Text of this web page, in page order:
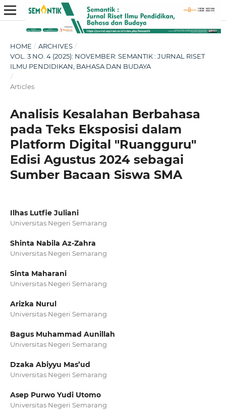
HOME / ARCHIVES /
VOL. 3 NO. 4 (2025): NOVEMBER: SEMANTIK : JURNAL RISET
ILMU PENDIDIKAN, BAHASA DAN BUDAYA
/
Articles
Analisis Kesalahan Berbahasa
pada Teks Eksposisi dalam
Platform Digital "Ruangguru"
Edisi Agustus 2024 sebagai
Sumber Bacaan Siswa SMA
Ilhas Lutfie Juliani
Universitas Negeri Semarang
Shinta Nabila Az-Zahra
Universitas Negeri Semarang
Sinta Maharani
Universitas Negeri Semarang
Arizka Nurul
Universitas Negeri Semarang
Bagus Muhammad Aunillah
Universitas Negeri Semarang
Dzaka Abiyyu Mas’ud
Universitas Negeri Semarang
Asep Purwo Yudi Utomo
Universitas Negeri Semarang